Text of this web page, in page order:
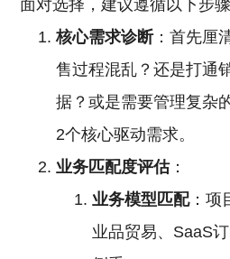
面对选择，建议遵循以下步骤
核心需求诊断：首先厘
售过程混乱？还是打通
据？或是需要管理复杂
2个核心驱动需求。
业务匹配度评估：
业务模型匹配：项
业品贸易、SaaS